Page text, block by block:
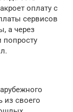
оплату с
сервисов
а через
попросту
из своего